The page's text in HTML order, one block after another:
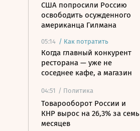
США попросили Россию
освободить осужденного
американца Гилмана
05:14 / Как потратить
Когда главный конкурент
ресторана — уже не
соседнее кафе, а магазин
04:51 / Политика
Товарооборот России и
КНР вырос на 26,3% за семь
месяцев